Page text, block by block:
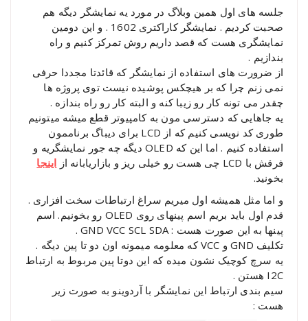
جلسه های اول همین وبلاگ در مورد یه نمایشگر دیگه هم
صحبت کردیم . نمایشگر کاراکتری 1602 . و این دومین
نمایشگری هست که قصد داریم روش تمرکز کنیم و راه
بندازیم .
از ضرورت های استفاده از نمایشگر که قائدتا مجددا حرفی
نمی زنم چرا که بر هیچکس پوشیده نیست توی پروژه ها
چقدر می تونه کار رو زیبا کنه و البته کار رو راه بندازه .
یه جاهایی که دسترسی مون به کامپیوتر قطع میشه میتونیم
طوری کد نویسی کنیم که از LCD برای دیباگ برناممون
استفاده کنیم . اما این که OLED دیگه چه جور نمایشگریه و
فرقش با LCD چی هست رو خیلی ریز و بازاریابانه از
اینجا
بخونید.
و اما مثل همیشه اول میریم سراغ ارتباطات سخت افزاری .
قدم اول باید بریم اسم پینهای روی OLED رو بخونیم. اسم
پینها به این صورت هست : GND VCC SCL SDA .
تکلیف GND و VCC که معلومه میمونه اون دو تا پین دیگه .
یه سرچ کوچیک نشون میده که این دوتا پین مربوط به ارتباط
I2C هستن .
سیم بندی ارتباط این نمایشگر با آردوینو به صورت زیر
هست :